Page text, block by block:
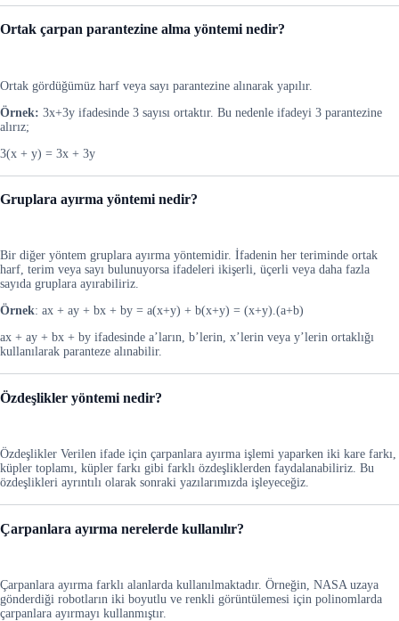
Ortak çarpan parantezine alma yöntemi nedir?
Ortak gördüğümüz harf veya sayı parantezine alınarak yapılır.
Örnek: 3x+3y ifadesinde 3 sayısı ortaktır. Bu nedenle ifadeyi 3 parantezine
alırız;
3(x + y) = 3x + 3y
Gruplara ayırma yöntemi nedir?
Bir diğer yöntem gruplara ayırma yöntemidir. İfadenin her teriminde ortak
harf, terim veya sayı bulunuyorsa ifadeleri ikişerli, üçerli veya daha fazla
sayıda gruplara ayırabiliriz.
Örnek: ax + ay + bx + by = a(x+y) + b(x+y) = (x+y).(a+b)
ax + ay + bx + by ifadesinde a’ların, b’lerin, x’lerin veya y’lerin ortaklığı
kullanılarak paranteze alınabilir.
Özdeşlikler yöntemi nedir?
Özdeşlikler Verilen ifade için çarpanlara ayırma işlemi yaparken iki kare farkı,
küpler toplamı, küpler farkı gibi farklı özdeşliklerden faydalanabiliriz. Bu
özdeşlikleri ayrıntılı olarak sonraki yazılarımızda işleyeceğiz.
Çarpanlara ayırma nerelerde kullanılır?
Çarpanlara ayırma farklı alanlarda kullanılmaktadır. Örneğin, NASA uzaya
gönderdiği robotların iki boyutlu ve renkli görüntülemesi için polinomlarda
çarpanlara ayırmayı kullanmıştır.